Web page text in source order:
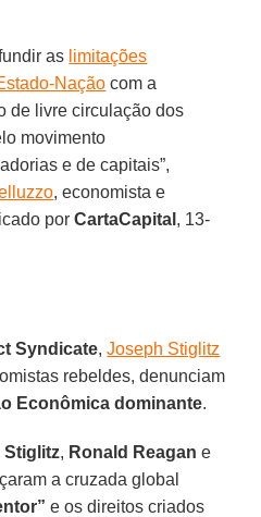
as limitações
Nação com a
de livre circulação dos
movimento
e de capitais”,
, economista e
porCartaCapital , 13-
Syndicate,Joseph Stiglitz
rebeldes, denunciam
Econômica dominante.
Stiglitz, Ronald Reagan e
a cruzada global
e os direitos criados